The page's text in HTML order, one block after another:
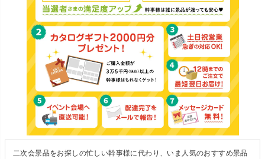
二次会景品をお探しの忙しい幹事様に代わり、いま人気のおすすめ景品